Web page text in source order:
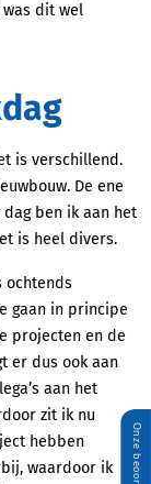
dit wel
is verschillend.
De ene
ben ik aan het
is heel divers.
ochtends
gaan in principe
projecten en de
er dus ook aan
aan het
zit ik nu
hebben
waardoor ik